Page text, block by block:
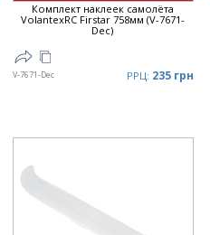
Комплект наклеек самолёта
VolantexRC Firstar 758мм (V-7671-
Dec)
V-7671-Dec РРЦ: 235 грн